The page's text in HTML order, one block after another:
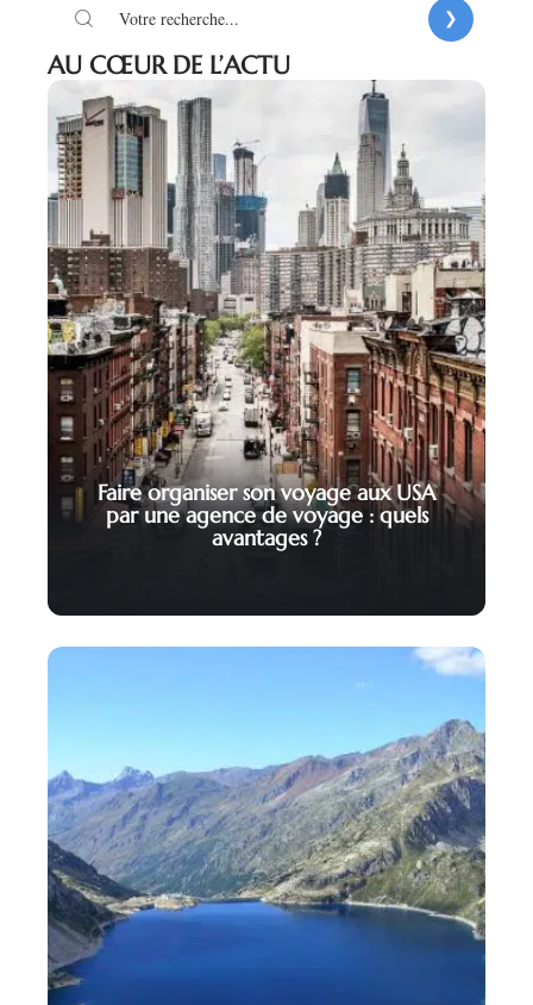
AU CŒUR DE L’ACTU
Faire organiser son voyage aux USA
par une agence de voyage : quels
avantages ?